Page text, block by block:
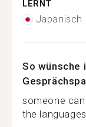
LERNT
Japanisch
So wünsche
someone
the